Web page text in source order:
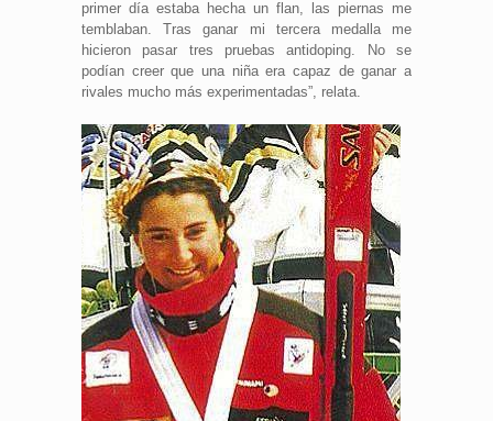
primer día estaba hecha un flan, las piernas me
temblaban. Tras ganar mi tercera medalla me
hicieron pasar tres pruebas antidoping. No se
podían creer que una niña era capaz de ganar a
rivales mucho más experimentadas”, relata.